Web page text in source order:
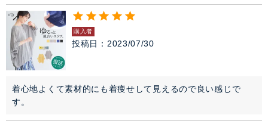
購入者
投稿日 2023/07/30
着心地よくて素材的にも着痩せして見えるので良い感じで
す。